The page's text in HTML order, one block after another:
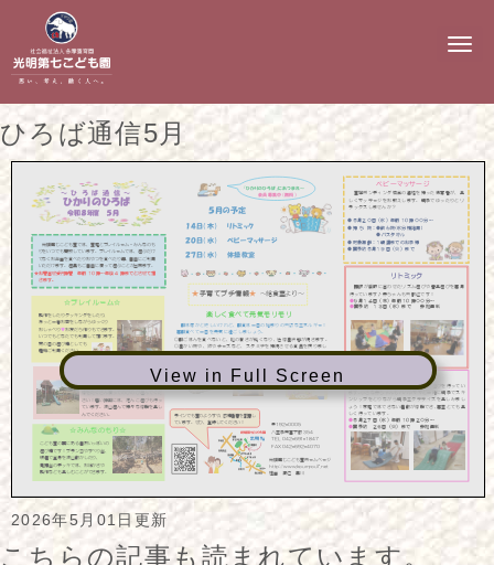
N
g
a
i
n
ひろば通信5月
View in Full Screen
2026年5月01日更新
こちらの記事も読まれています。